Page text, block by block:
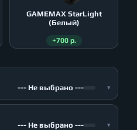
GAMEMAX StarLight
(Белый)
+700 р.
--- Не выбрано --- ▾
--- Не выбрано --- ▾